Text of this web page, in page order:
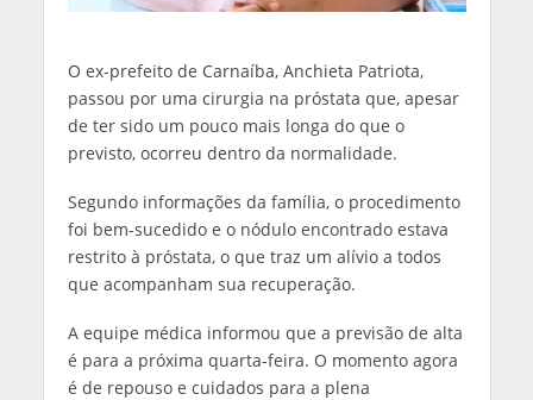
O ex-prefeito de Carnaíba, Anchieta Patriota,
passou por uma cirurgia na próstata que, apesar
de ter sido um pouco mais longa do que o
previsto, ocorreu dentro da normalidade.
Segundo informações da família, o procedimento
foi bem-sucedido e o nódulo encontrado estava
restrito à próstata, o que traz um alívio a todos
que acompanham sua recuperação.
A equipe médica informou que a previsão de alta
é para a próxima quarta-feira. O momento agora
é de repouso e cuidados para a plena